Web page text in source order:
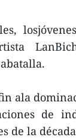
ala
de
de la